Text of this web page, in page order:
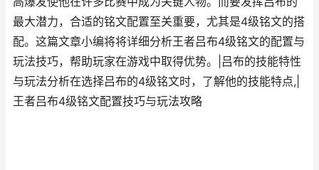
最大潜力，合适的铭文配置至关重要，尤其是4级铭文的搭
配。这篇文章小编将将详细分析王者吕布4级铭文的配置与
玩法技巧，帮助玩家在游戏中取得优势。|吕布的技能特性
与玩法分析在选择吕布的4级铭文时，了解他的技能特点,|
王者吕布4级铭文配置技巧与玩法攻略